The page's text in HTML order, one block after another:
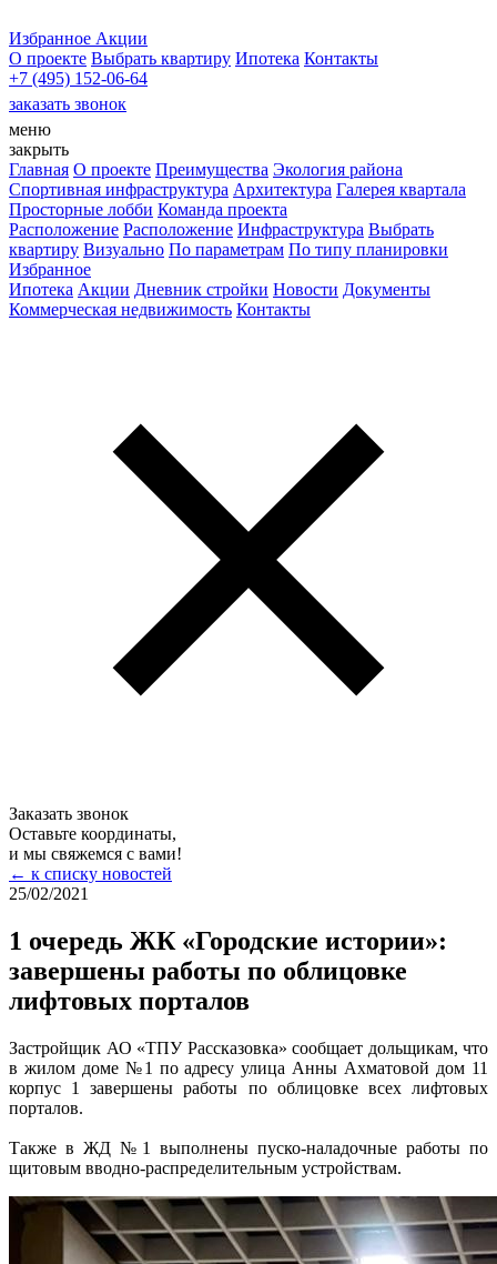
Избранное Акции
О проекте Выбрать квартиру Ипотека Контакты
+7 (495) 152-06-64
заказать звонок
меню
закрыть
Главная О проекте Преимущества Экология района
Спортивная инфраструктура Архитектура Галерея квартала
Просторные лобби Команда проекта
Расположение Расположение Инфраструктура Выбрать
квартиру Визуально По параметрам По типу планировки
Избранное
Ипотека Акции Дневник стройки Новости Документы
Коммерческая недвижимость Контакты
Заказать звонок
Оставьте координаты,
и мы свяжемся с вами!
← к списку новостей
25/02/2021
1 очередь ЖК «Городские истории»:
завершены работы по облицовке
лифтовых порталов
Застройщик АО «ТПУ Рассказовка» сообщает дольщикам, что
в жилом доме №1 по адресу улица Анны Ахматовой дом 11
корпус 1 завершены работы по облицовке всех лифтовых
порталов.
Также в ЖД №1 выполнены пуско-наладочные работы по
щитовым вводно-распределительным устройствам.